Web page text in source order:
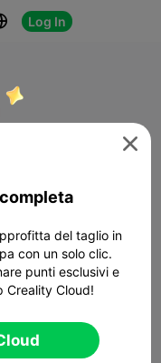
Log In

del taglio in
con un solo clic.
punti esclusivi e
Creality Cloud!